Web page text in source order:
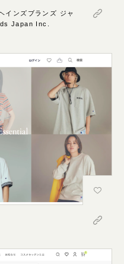
ンズブランズ ジャ
Japan Inc.